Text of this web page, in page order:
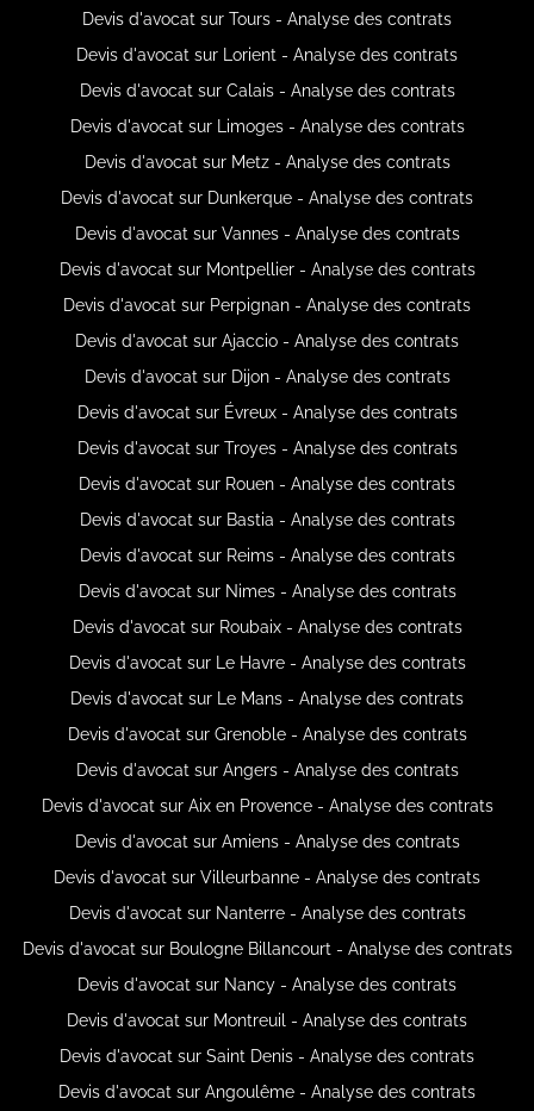
Devis d'avocat sur Tours - Analyse des contrats
Devis d'avocat sur Lorient - Analyse des contrats
Devis d'avocat sur Calais - Analyse des contrats
Devis d'avocat sur Limoges - Analyse des contrats
Devis d'avocat sur Metz - Analyse des contrats
Devis d'avocat sur Dunkerque - Analyse des contrats
Devis d'avocat sur Vannes - Analyse des contrats
Devis d'avocat sur Montpellier - Analyse des contrats
Devis d'avocat sur Perpignan - Analyse des contrats
Devis d'avocat sur Ajaccio - Analyse des contrats
Devis d'avocat sur Dijon - Analyse des contrats
Devis d'avocat sur Évreux - Analyse des contrats
Devis d'avocat sur Troyes - Analyse des contrats
Devis d'avocat sur Rouen - Analyse des contrats
Devis d'avocat sur Bastia - Analyse des contrats
Devis d'avocat sur Reims - Analyse des contrats
Devis d'avocat sur Nimes - Analyse des contrats
Devis d'avocat sur Roubaix - Analyse des contrats
Devis d'avocat sur Le Havre - Analyse des contrats
Devis d'avocat sur Le Mans - Analyse des contrats
Devis d'avocat sur Grenoble - Analyse des contrats
Devis d'avocat sur Angers - Analyse des contrats
Devis d'avocat sur Aix en Provence - Analyse des contrats
Devis d'avocat sur Amiens - Analyse des contrats
Devis d'avocat sur Villeurbanne - Analyse des contrats
Devis d'avocat sur Nanterre - Analyse des contrats
Devis d'avocat sur Boulogne Billancourt - Analyse des contrats
Devis d'avocat sur Nancy - Analyse des contrats
Devis d'avocat sur Montreuil - Analyse des contrats
Devis d'avocat sur Saint Denis - Analyse des contrats
Devis d'avocat sur Angoulême - Analyse des contrats